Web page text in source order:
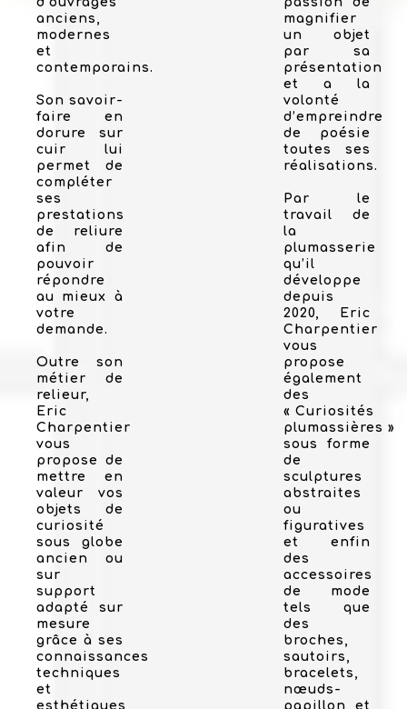
anciens,
modernes
et
contemporains.
Son savoir-
faire en
dorure sur
cuir lui
permet de
compléter
ses
prestations
de reliure
afin de
pouvoir
répondre
au mieux à
votre
demande.
Outre son
métier de
relieur,
Eric
Charpentier
vous
propose de
mettre en
valeur vos
objets de
curiosité
sous globe
ancien ou
sur
support
adapté sur
mesure
grâce à ses
connaissances
techniques
et
esthétiques
magnifier
un objet
par sa
présentation
et a la
volonté
d’empreindre
de poésie
toutes ses
réalisations.
Par le
travail de
la
plumasserie
qu’il
développe
depuis
2020, Eric
Charpentier
vous
propose
également
des
« Curiosités
plumassières »
sous forme
de
sculptures
abstraites
ou
figuratives
et enfin
des
accessoires
de mode
tels que
des
broches,
sautoirs,
bracelets,
nœuds-
papillon et